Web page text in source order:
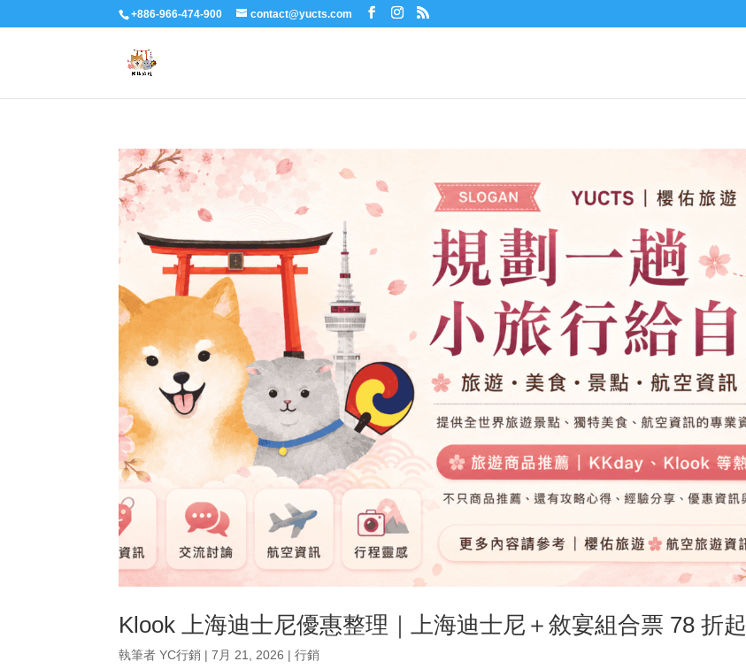
+886-966-474-900 contact@yucts.com
Klook 上海迪士尼優惠整理｜上海迪士尼＋敘宴組合票 78 折起
執筆者YC行銷 |7月 21, 2026 |行銷